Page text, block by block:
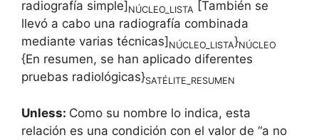
radiografía simple] NÚCLEO_LISTA [También se
llevó a cabo una radiografía combinada
mediante varias técnicas] NÚCLEO_LISTA}NÚCLEO
{En resumen, se han aplicado diferentes
pruebas radiológicas}SATÉLITE_RESUMEN
Unless: Como su nombre lo indica, esta
relación es una condición con el valor de “a no